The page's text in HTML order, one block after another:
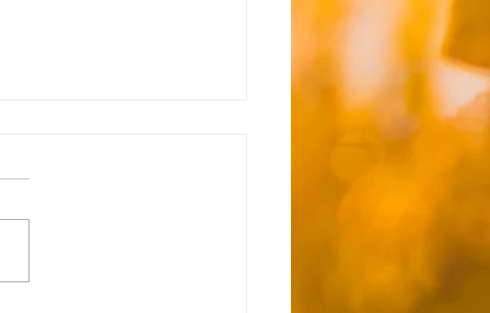
お知らせ☆
100円徴収させていただ